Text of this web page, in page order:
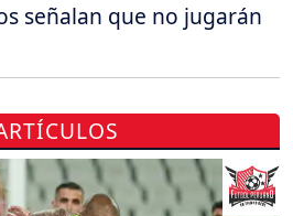
señalan que no jugarán